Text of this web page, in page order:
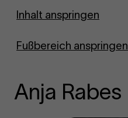
Inhalt anspringen
Fußbereich anspringen
Zur Startseite
Anja Rabes